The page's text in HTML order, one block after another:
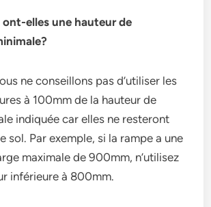
ont-elles une hauteur de
ne conseillons pas d’utiliser les
à 100mm de la hauteur de
indiquée car elles ne resteront
sol. Par exemple, si la rampe a une
maximale de 900mm, n’utilisez
inférieure à 800mm.